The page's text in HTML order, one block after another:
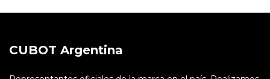
CUBOT Argentina